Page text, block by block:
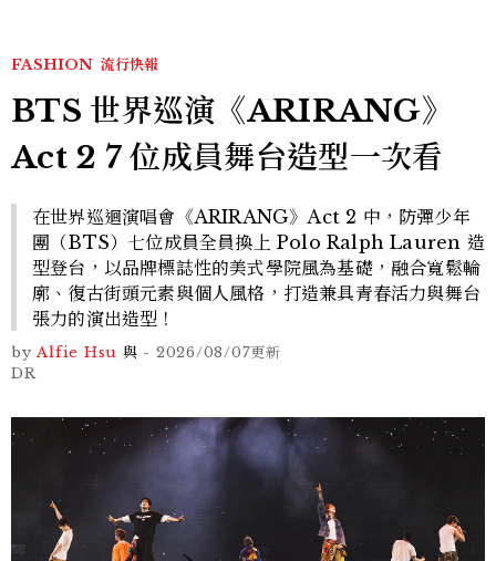
FASHION 流行快報
BTS 世界巡演《ARIRANG》
Act 2 7 位成員舞台造型一次看
在世界巡迴演唱會《ARIRANG》Act 2 中，防彈少年
團（BTS）七位成員全員換上 Polo Ralph Lauren 造
型登台，以品牌標誌性的美式學院風為基礎，融合寬鬆輪
廓、復古街頭元素與個人風格，打造兼具青春活力與舞台
張力的演出造型！
by Alfie Hsu 與 - 2026/08/07更新
DR